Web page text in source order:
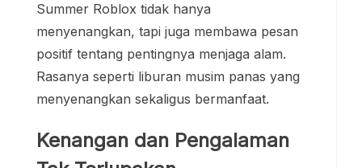
Summer Roblox tidak hanya
menyenangkan, tapi juga membawa pesan
positif tentang pentingnya menjaga alam.
Rasanya seperti liburan musim panas yang
menyenangkan sekaligus bermanfaat.
Kenangan dan Pengalaman